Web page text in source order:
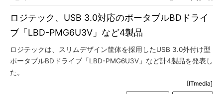
ロジテック、USB 3.0対応のポータブルBDドライ
ブ「LBD-PMG6U3V」など4製品
ロジテックは、スリムデザイン筐体を採用したUSB 3.0外付け型
ポータブルBDドライブ「LBD-PMG6U3V」など計4製品を発表し
た。
[ITmedia]